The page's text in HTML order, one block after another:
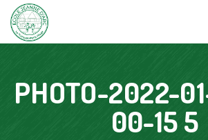
PHOTO-2022-
00-15 5